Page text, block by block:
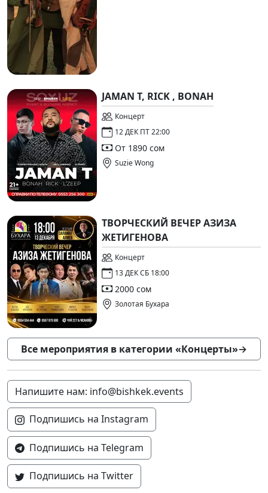
JAMAN T, RICK , BONAH
Концерт
12 ДЕК ПТ 22:00
От 1890 сом
Suzie Wong
ТВОРЧЕСКИЙ ВЕЧЕР АЗИЗА
ЖЕТИГЕНОВА
Концерт
13 ДЕК СБ 18:00
2000 сом
Золотая Бухара
Все мероприятия в категории «Концерты»→
Напишите нам: info@bishkek.events
Подпишись на Instagram
Подпишись на Telegram
Подпишись на Twitter